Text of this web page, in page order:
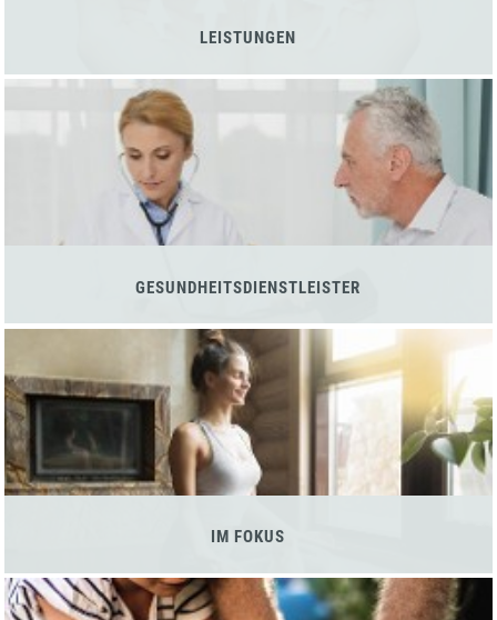
LEISTUNGEN
GESUNDHEITSDIENSTLEISTER
IM FOKUS